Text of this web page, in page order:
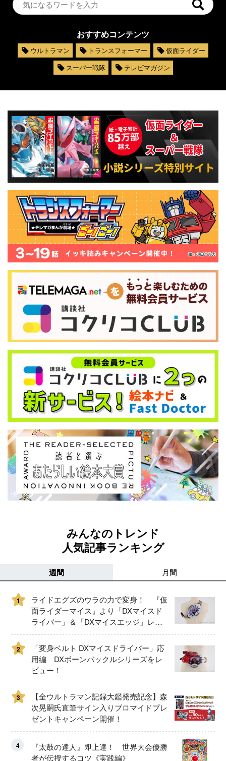
おすすめコンテンツ
ウルトラマン トランスフォーマー
仮面ライダー
スーパー戦隊
テレビマガジン
みんなのトレンド
人気記事ランキング
週間 月間
1
ライドエグズのウラの力で変身！ 『仮
面ライダーマイス』より「DXマイスド
ライバー」＆「DXマイスエッジ」レビ
ュー！
2
「変身ベルト DXマイスドライバー」応
用編 DXボーンバックルシリーズをレ
ビュー！
3
【全ウルトラマン記録大鑑発売記念】森
次晃嗣氏直筆サイン入りブロマイドプレ
ゼントキャンペーン開催！
4
『太鼓の達人』即上達！ 世界大会優勝
者が伝授するコツ《実践編》